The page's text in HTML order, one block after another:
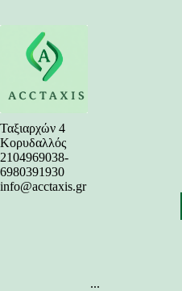
περιεχόμενο
Ταξιαρχών 4
Κορυδαλλός
2104969038-
6980391930
info@acctaxis.gr
...